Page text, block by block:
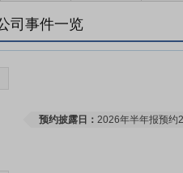
司事件一览
预约披露日： 2026年半年报预约